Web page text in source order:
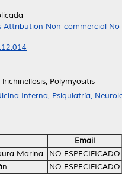
Attribution Non-commercial No
Polymyositis
Interna, Psiquiatría,
Email
Marina
NO ESPECIFICADO
NO ESPECIFICADO